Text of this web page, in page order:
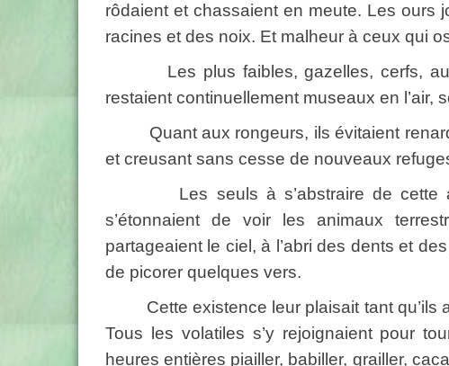
rôdaient et chassaient en meute. Les ours
racines et des noix. Et malheur à ceux qui
Les plus faibles, gazelles, cerfs,
restaient continuellement museaux en l’air,
Quant aux rongeurs, ils évitaient
et creusant sans cesse de nouveaux
Les seuls à s’abstraire de cette
s’étonnaient de voir les animaux
partageaient le ciel, à l’abri des dents et
de picorer quelques vers.
Cette existence leur plaisait tant qu’ils
Tous les volatiles s’y rejoignaient pour
heures entières piailler, babiller, grailler,